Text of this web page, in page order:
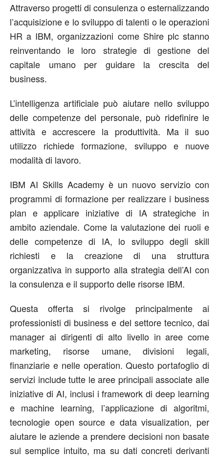
Attraverso progetti di consulenza o esternalizzando
l’acquisizione e lo sviluppo di talenti o le operazioni
HR a IBM, organizzazioni come Shire plc stanno
reinventando le loro strategie di gestione del
capitale umano per guidare la crescita del
business.
L’intelligenza artificiale può aiutare nello sviluppo
delle competenze del personale, può ridefinire le
attività e accrescere la produttività. Ma il suo
utilizzo richiede formazione, sviluppo e nuove
modalità di lavoro.
IBM AI Skills Academy è un nuovo servizio con
programmi di formazione per realizzare i business
plan e applicare iniziative di IA strategiche in
ambito aziendale. Come la valutazione dei ruoli e
delle competenze di IA, lo sviluppo degli skill
richiesti e la creazione di una struttura
organizzativa in supporto alla strategia dell’AI con
la consulenza e il supporto delle risorse IBM.
Questa offerta si rivolge principalmente ai
professionisti di business e del settore tecnico, dai
manager ai dirigenti di alto livello in aree come
marketing, risorse umane, divisioni legali,
finanziarie e nelle operation. Questo portafoglio di
servizi include tutte le aree principali associate alle
iniziative di AI, inclusi i framework di deep learning
e machine learning, l’applicazione di algoritmi,
tecnologie open source e data visualization, per
aiutare le aziende a prendere decisioni non basate
sul semplice intuito, ma su dati concreti derivanti